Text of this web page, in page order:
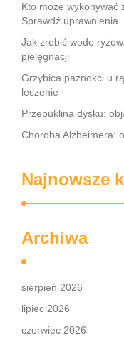
Kto może wykonywać
Sprawdź uprawnienia
Jak zrobić wodę
pielęgnacji
Grzybica paznokci u
leczenie
Przepuklina dysku:
Choroba Alzheimera:
Najnowsze
Archiwa
sierpień 2026
lipiec 2026
czerwiec 2026